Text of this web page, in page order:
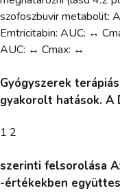
szofoszbuvir metabolit:
Emtricitabin: AUC: ↔
AUC: ↔ Cmax: ↔
Gyógyszerek
gyakorolt hatások.
1 2
szerinti felsorolása
-értékekben